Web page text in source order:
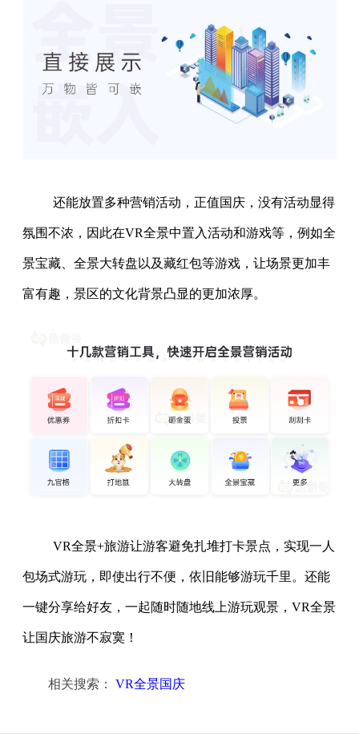
还能放置多种营销活动，正值国庆，没有活动显得
氛围不浓，因此在VR全景中置入活动和游戏等，例如全
景宝藏、全景大转盘以及藏红包等游戏，让场景更加丰
富有趣，景区的文化背景凸显的更加浓厚。
VR全景+旅游让游客避免扎堆打卡景点，实现一人
包场式游玩，即使出行不便，依旧能够游玩千里。还能
一键分享给好友，一起随时随地线上游玩观景，VR全景
让国庆旅游不寂寞！
相关搜索： VR全景国庆